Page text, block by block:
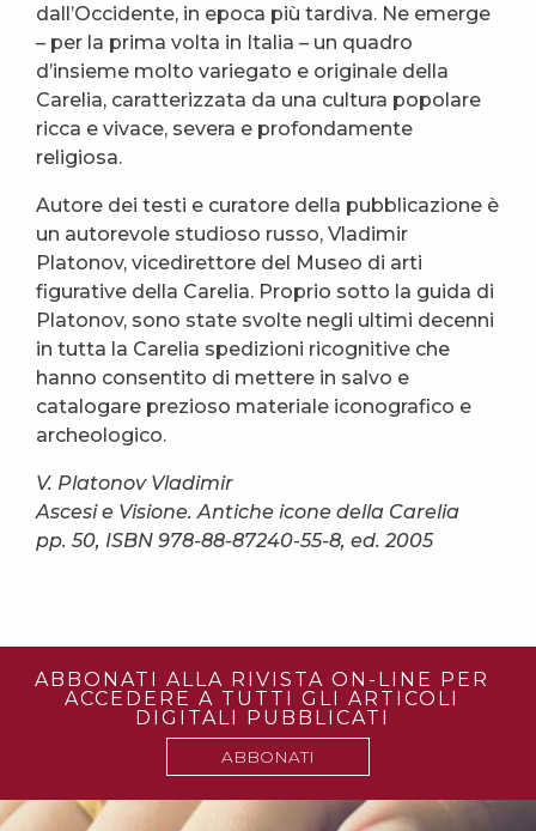
dall’Occidente, in epoca più tardiva. Ne emerge
– per la prima volta in Italia – un quadro
d’insieme molto variegato e originale della
Carelia, caratterizzata da una cultura popolare
ricca e vivace, severa e profondamente
religiosa.
Autore dei testi e curatore della pubblicazione è
un autorevole studioso russo, Vladimir
Platonov, vicedirettore del Museo di arti
figurative della Carelia. Proprio sotto la guida di
Platonov, sono state svolte negli ultimi decenni
in tutta la Carelia spedizioni ricognitive che
hanno consentito di mettere in salvo e
catalogare prezioso materiale iconografico e
archeologico.
V. Platonov Vladimir
Ascesi e Visione. Antiche icone della Carelia
pp. 50, ISBN 978-88-87240-55-8, ed. 2005
ABBONATI ALLA RIVISTA ON-LINE PER
ACCEDERE A TUTTI GLI ARTICOLI
DIGITALI PUBBLICATI
ABBONATI